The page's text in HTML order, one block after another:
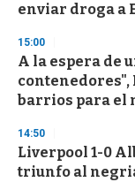
enviar droga a
15:00
A la espera de
contenedores",
barrios para el
14:50
Liverpool 1-0
triunfo al